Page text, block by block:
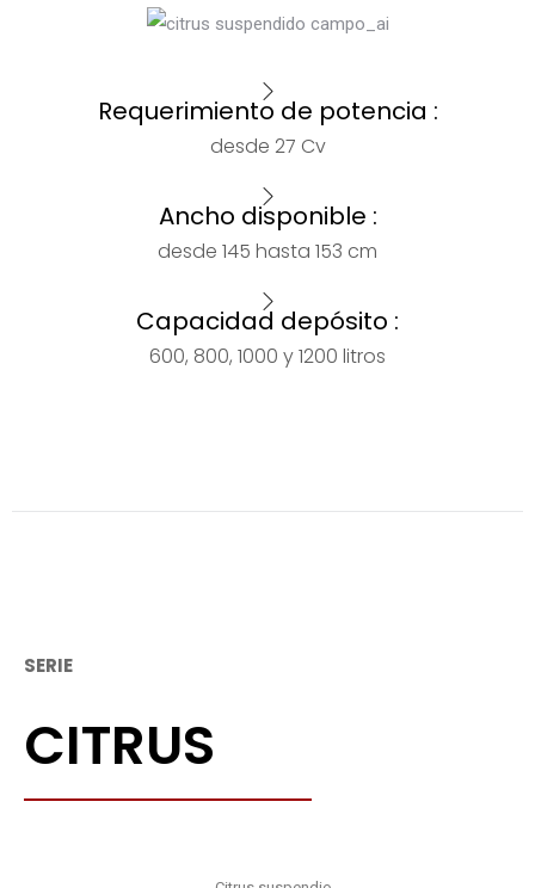
Requerimiento de potencia :
desde 27 Cv
Ancho disponible :
desde 145 hasta 153 cm
Capacidad depósito :
600, 800, 1000 y 1200 litros
SERIE
CITRUS